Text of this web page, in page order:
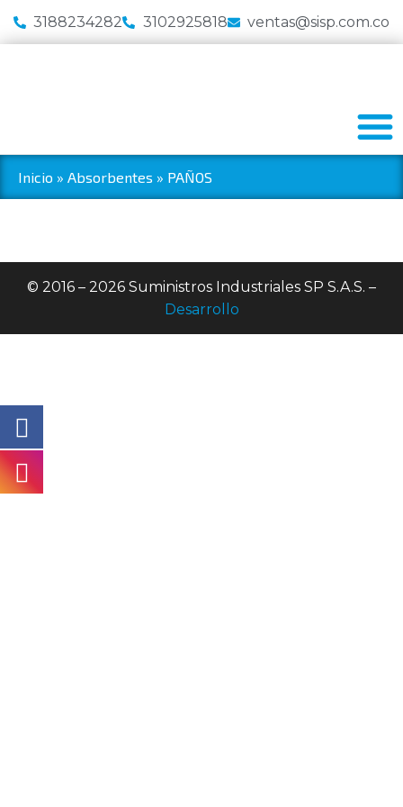
3188234282 3102925818 ventas@sisp.com.co
Inicio » Absorbentes » PAÑOS
© 2016 – 2026 Suministros Industriales SP S.A.S. –
Desarrollo